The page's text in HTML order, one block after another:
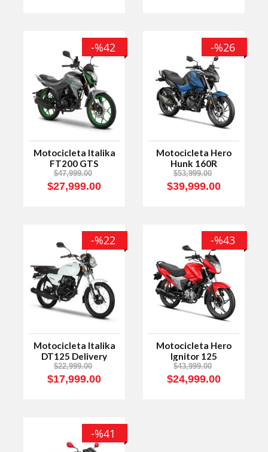
Motocicleta Italika
FT200 GTS
$47,999.00
$27,999.00
-%42
Motocicleta Hero
Hunk 160R
$53,999.00
$39,999.00
-%26
Motocicleta Italika
DT125 Delivery
$22,999.00
$17,999.00
-%22
Motocicleta Hero
Ignitor 125
$43,999.00
$24,999.00
-%43
-%41